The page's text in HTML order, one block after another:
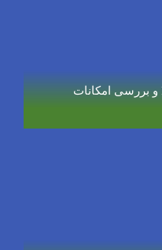
نصب و راه‌اندازی Imunify360 و بررسی امکانات